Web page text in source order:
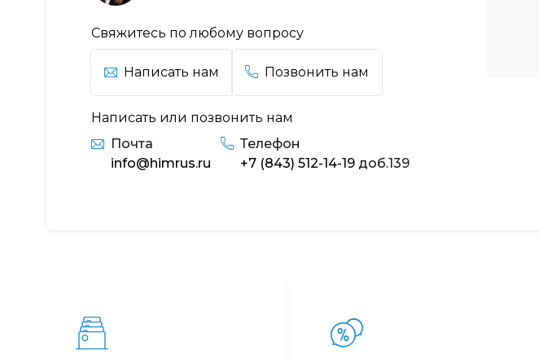
Свяжитесь по любому вопросу
Написать нам Позвонить нам
Написать или позвонить нам
Почта
info@himrus.ru
Телефон
+7 (843) 512-14-19 доб.139